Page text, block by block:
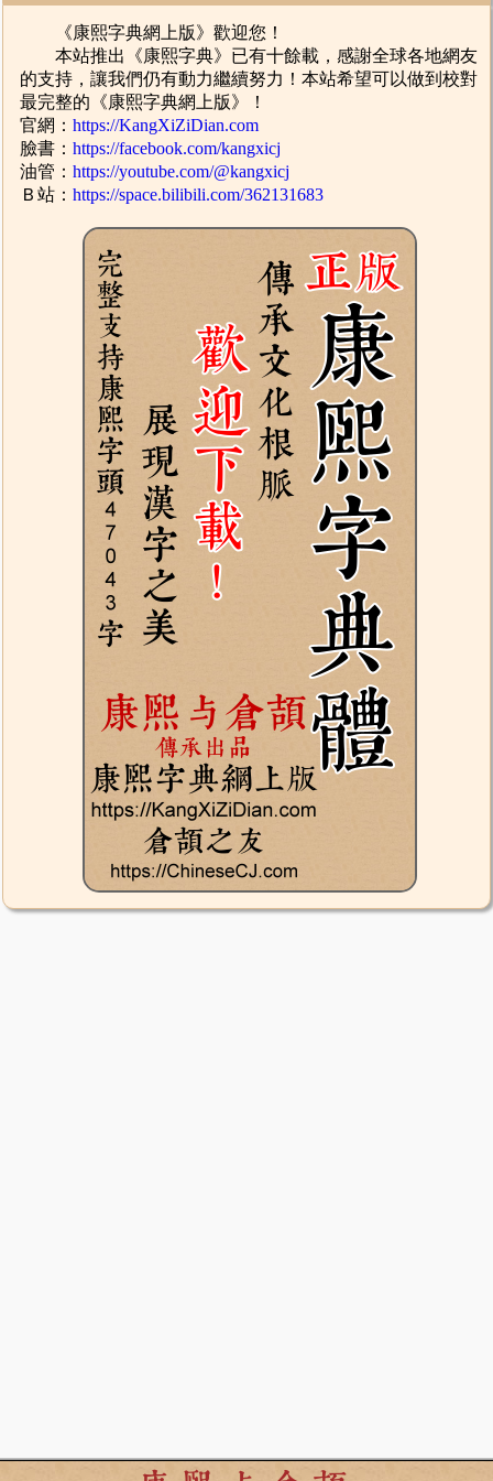
《康熙字典網上版》歡迎您！
本站推出《康熙字典》已有十餘載，感謝全球各地網友
的支持，讓我們仍有動力繼續努力！本站希望可以做到校對
最完整的《康熙字典網上版》！
官網：https://KangXiZiDian.com
臉書：https://facebook.com/kangxicj
油管：https://youtube.com/@kangxicj
Ｂ站：https://space.bilibili.com/362131683